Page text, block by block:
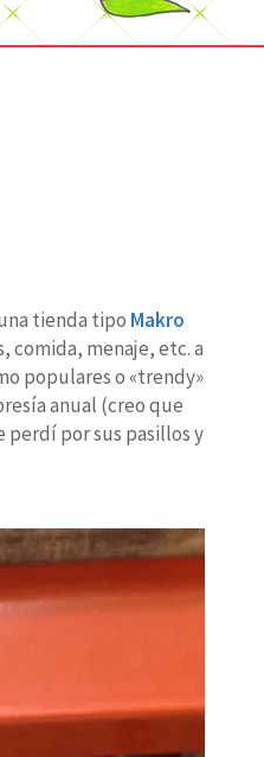
tienda tipo Makro
comida, menaje, etc. a
populares o «trendy»
anual (creo que
perdí por sus pasillos y